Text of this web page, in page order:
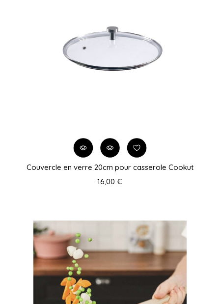
Couvercle en verre 20cm pour casserole Cookut
16,00 €